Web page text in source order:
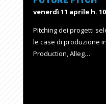
venerdì 11 aprile h.
Pitching dei progetti
le case di produzione
Production, Alleg…